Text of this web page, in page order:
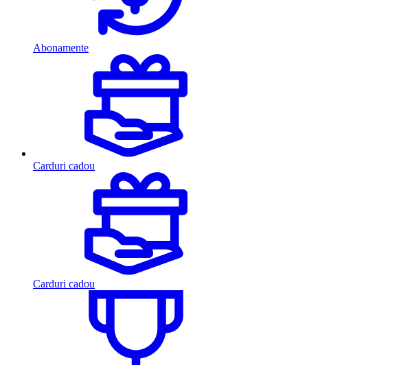
Abonamente
Carduri cadou
Carduri cadou